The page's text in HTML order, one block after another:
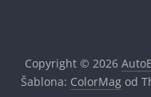
Copyright © 2026
Šablona: ColorMagod